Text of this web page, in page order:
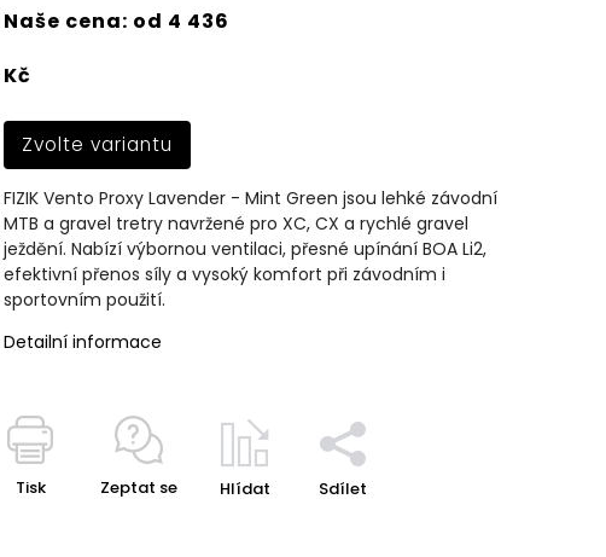
Naše cena: od 4 436
Kč
Zvolte variantu
FIZIK Vento Proxy Lavender - Mint Green jsou lehké závodní
MTB a gravel tretry navržené pro XC, CX a rychlé gravel
ježdění. Nabízí výbornou ventilaci, přesné upínání BOA Li2,
efektivní přenos síly a vysoký komfort při závodním i
sportovním použití.
Detailní informace
Tisk Zeptat se Hlídat Sdílet